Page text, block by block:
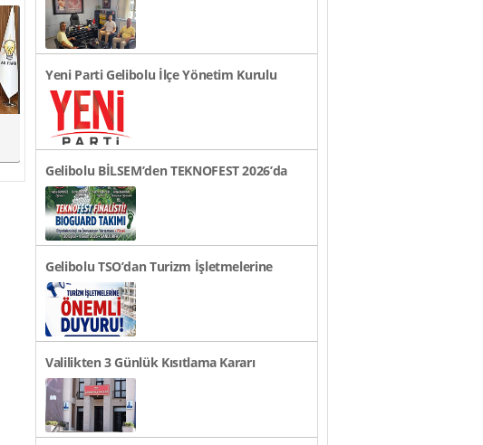
Okul Ziyaretleri..
Yeni Parti Gelibolu İlçe Yönetim Kurulu
Açıklandı
Gelibolu BİLSEM’den TEKNOFEST 2026’da
Türkiye Finali Başarıs..
Gelibolu TSO’dan Turizm İşletmelerine
Önemli Duyuru!
Valilikten 3 Günlük Kısıtlama Kararı
Duyurusu